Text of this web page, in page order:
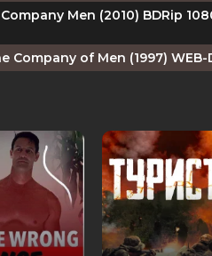
Men (2010) BDRip
Company of Men (1997) WEB-
Men (2010) BDRip